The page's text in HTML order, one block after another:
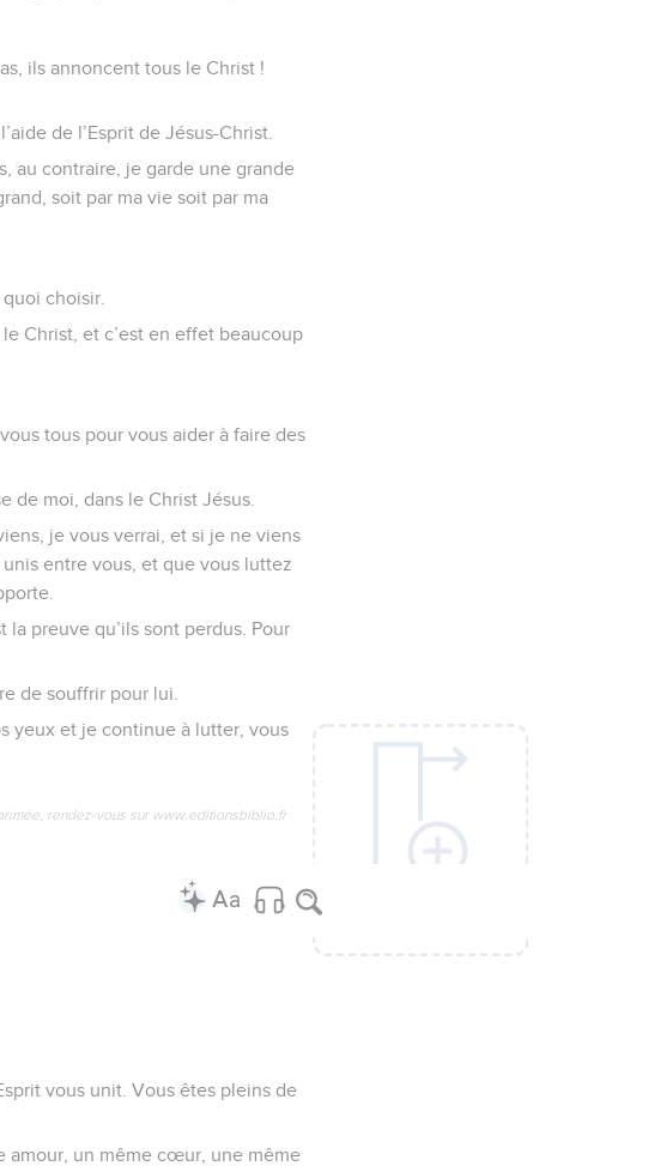
ils annoncent tous le Christ !
de l’Esprit de Jésus-Christ.
au contraire, je garde une grande
soit par ma vie soit par ma
choisir.
Christ, et c’est en effet beaucoup
tous pour vous aider à faire des
de moi, dans le Christ Jésus.
je vous verrai, et si je ne viens
entre vous, et que vous luttez
la preuve qu’ils sont perdus. Pour
de souffrir pour lui.
yeux et je continue à lutter, vous
rendez-vous sur www.editionsbiblio.fr
vous unit. Vous êtes pleins de
amour, un même cœur, une même